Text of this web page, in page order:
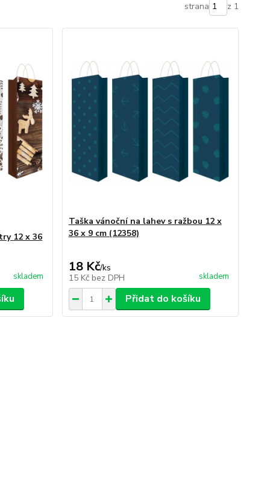
strana z 1
12 x 36
skladem
Taška vánoční na lahev s ražbou 12 x
36 x 9 cm (12358)
18 Kč/ks
15 Kč bez DPH skladem
Přidat do košíku